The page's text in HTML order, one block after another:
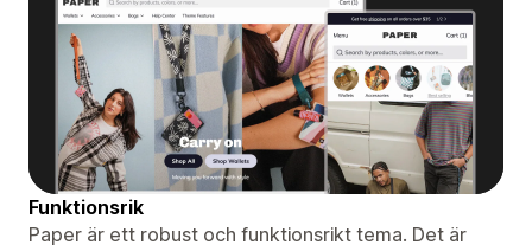
Funktionsrik
Paper är ett robust och funktionsrikt tema. Det är